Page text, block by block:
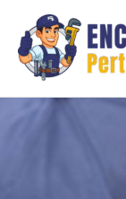
para
conteúdo